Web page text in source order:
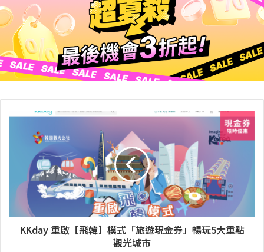
KKday 重啟【飛韓】模式「旅遊現金券」暢玩5大重點
觀光城市